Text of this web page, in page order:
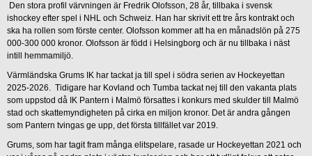
Den stora profil värvningen är Fredrik Olofsson, 28 år, tillbaka i svensk
ishockey efter spel i NHL och Schweiz. Han har skrivit ett tre års kontrakt och
ska ha rollen som förste center. Olofsson kommer att ha en månadslön på 275
000-300 000 kronor. Olofsson är född i Helsingborg och är nu tillbaka i näst
intill hemmamiljö.
Värmländska Grums IK har tackat ja till spel i södra serien av Hockeyettan
2025-2026. Tidigare har Kovland och Tumba tackat nej till den vakanta plats
som uppstod då IK Pantern i Malmö försattes i konkurs med skulder till Malmö
stad och skattemyndigheten på cirka en miljon kronor. Det är andra gången
som Pantern tvingas ge upp, det första tillfället var 2019.
Grums, som har tagit fram många elitspelare, rasade ur Hockeyettan 2021 och